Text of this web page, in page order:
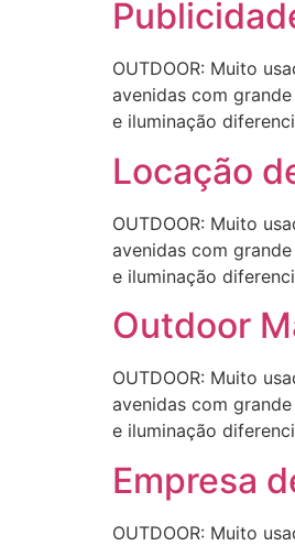
OUTDOOR: Muito
avenidas com
e iluminação
Locação
OUTDOOR: Muito
avenidas com
e iluminação
Outdoor
OUTDOOR: Muito
avenidas com
e iluminação
Empresa
OUTDOOR: Muito